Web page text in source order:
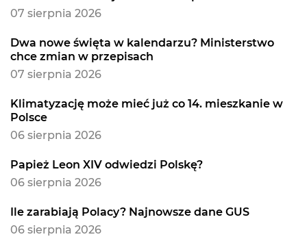
07 sierpnia 2026
Dwa nowe święta w kalendarzu? Ministerstwo
chce zmian w przepisach
07 sierpnia 2026
Klimatyzację może mieć już co 14. mieszkanie w
Polsce
06 sierpnia 2026
Papież Leon XIV odwiedzi Polskę?
06 sierpnia 2026
Ile zarabiają Polacy? Najnowsze dane GUS
06 sierpnia 2026